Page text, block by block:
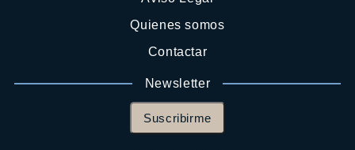
Quienes somos
Contactar
Newsletter
Suscribirme